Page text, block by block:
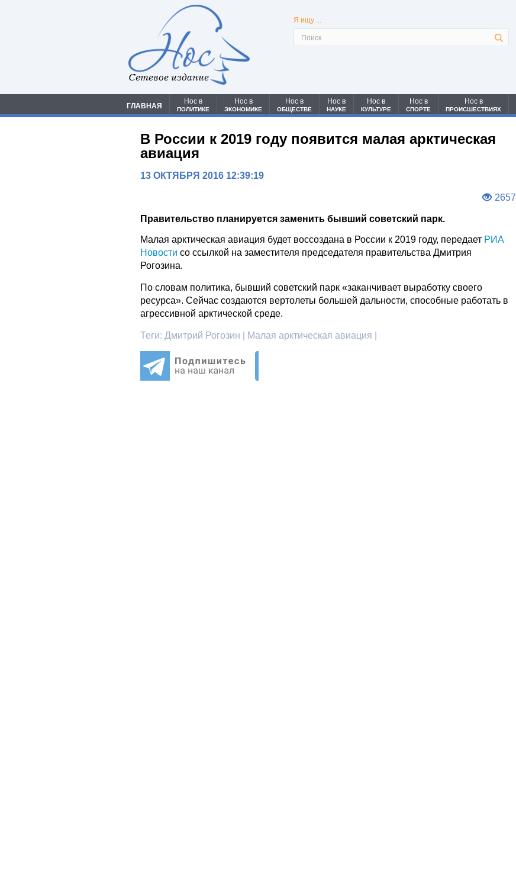
Сетевое издание
Я ищу ...
ГЛАВНАЯ
Нос в
ПОЛИТИКЕ
Нос в
ЭКОНОМИКЕ
Нос в
ОБЩЕСТВЕ
Нос в
НАУКЕ
Нос в
КУЛЬТУРЕ
Нос в
СПОРТЕ
Нос в
ПРОИСШЕСТВИЯХ
В России к 2019 году появится малая арктическая
авиация
13 ОКТЯБРЯ 2016 12:39:19
2657
Правительство планируется заменить бывший советский парк.
Малая арктическая авиация будет воссоздана в России к 2019 году, передает РИА
Новости со ссылкой на заместителя председателя правительства Дмитрия
Рогозина.
По словам политика, бывший советский парк «заканчивает выработку своего
ресурса». Сейчас создаются вертолеты большей дальности, способные работать в
агрессивной арктической среде.
Теги: Дмитрий Рогозин | Малая арктическая авиация |